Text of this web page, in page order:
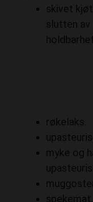
skivet
slutten
røkelaks.
myke og
spekemat.